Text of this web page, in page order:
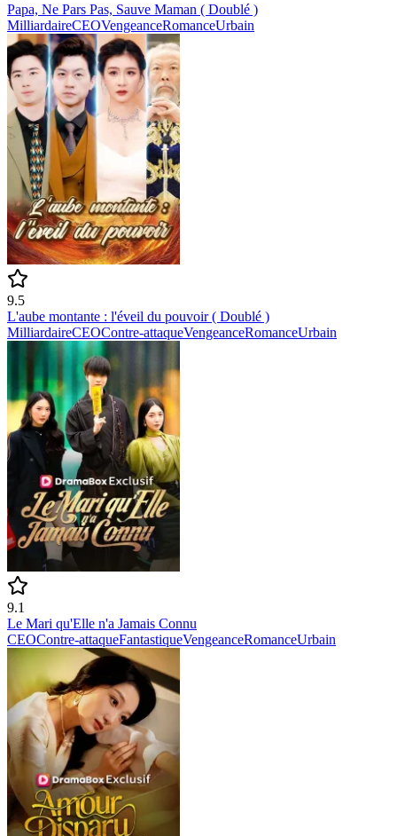
Papa, Ne Pars Pas, Sauve Maman ( Doublé )
MilliardaireCEOVengeanceRomanceUrbain
9.5
L'aube montante : l'éveil du pouvoir ( Doublé )
MilliardaireCEOContre-attaqueVengeanceRomanceUrbain
9.1
Le Mari qu'Elle n'a Jamais Connu
CEOContre-attaqueFantastiqueVengeanceRomanceUrbain